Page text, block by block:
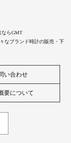
ならGMT
なブランド時計の販売・下
い合わせ
要について